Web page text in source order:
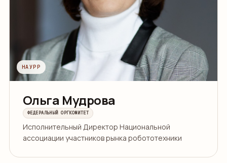
НАУРР
Ольга Мудрова
ФЕДЕРАЛЬНЫЙ ОРГКОМИТЕТ
Исполнительный Директор Национальной
ассоциации участников рынка робототехники